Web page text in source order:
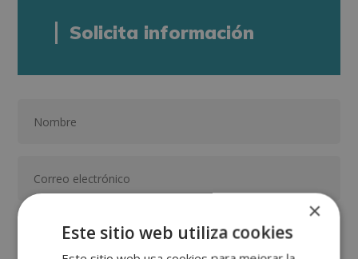
Solicita información
×
Este sitio web utiliza cookies